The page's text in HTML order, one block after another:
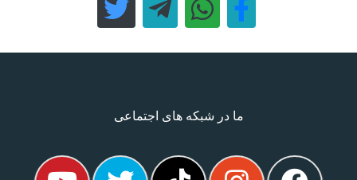
ما در شبکه های اجتماعی